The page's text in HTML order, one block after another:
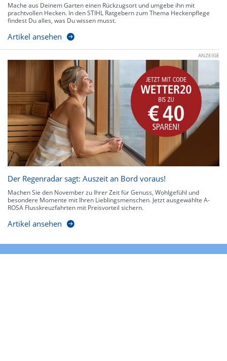
Mache aus Deinem Garten einen Rückzugsort und umgebe ihn mit
prachtvollen Hecken. In den STIHL Ratgebern zum Thema Heckenpflege
findest Du alles, was Du wissen musst.
Artikel ansehen
ANZEIGE
Der Regenradar sagt: Auszeit an Bord voraus!
Machen Sie den November zu Ihrer Zeit für Genuss, Wohlgefühl und
besondere Momente mit Ihren Lieblingsmenschen. Jetzt ausgewählte A-
ROSA Flusskreuzfahrten mit Preisvorteil sichern.
Artikel ansehen